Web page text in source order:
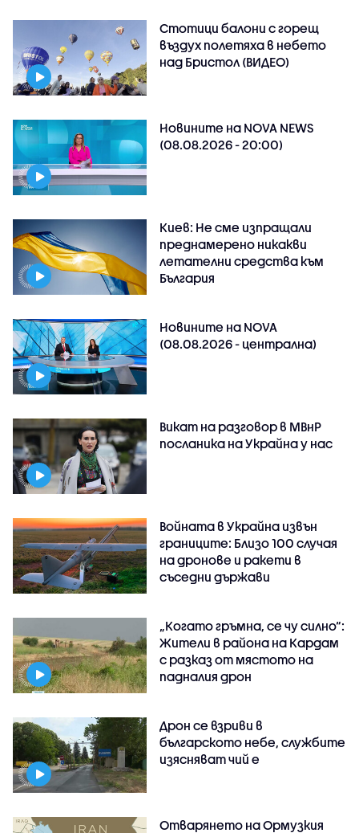
Стотици балони с горещ
въздух полетяха в небето
над Бристол (ВИДЕО)
Новините на NOVA NEWS
(08.08.2026 - 20:00)
Киев: Не сме изпращали
преднамерено никакви
летателни средства към
България
Новините на NOVA
(08.08.2026 - централна)
Викат на разговор в МВнР
посланика на Украйна у нас
Войната в Украйна извън
границите: Близо 100 случая
на дронове и ракети в
съседни държави
„Когато гръмна, се чу силно“:
Жители в района на Кардам
с разказ от мястото на
падналия дрон
Дрон се взриви в
българското небе, службите
изясняват чий е
Отварянето на Ормузкия